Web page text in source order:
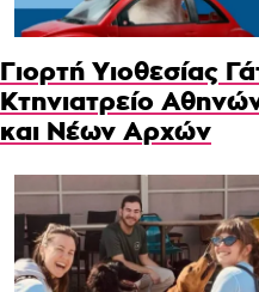
Γιορτή Υιοθεσίας
Κτηνιατρείο
και Νέων Αρχών